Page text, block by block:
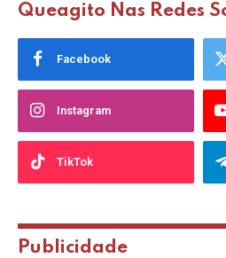
Queagito Nas Redes
Facebook
Instagram
TikTok
Publicidade